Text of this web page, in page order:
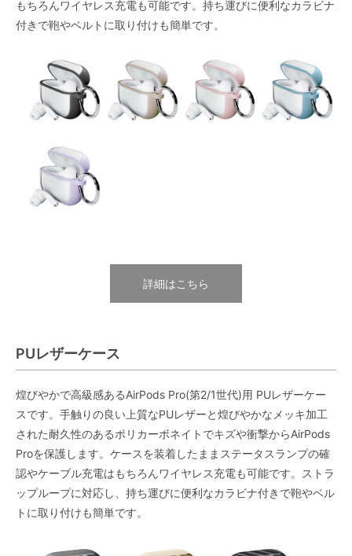
もちろんワイヤレス充電も可能です。持ち運びに便利なカラビナ
付きで鞄やベルトに取り付けも簡単です。
詳細はこちら
PUレザーケース
煌びやかで高級感あるAirPods Pro(第2/1世代)用 PUレザーケー
スです。手触りの良い上質なPUレザーと煌びやかなメッキ加工
された耐久性のあるポリカーボネイトでキズや衝撃からAirPods
Proを保護します。ケースを装着したままステータスランプの確
認やケーブル充電はもちろんワイヤレス充電も可能です。ストラ
ップループに対応し、持ち運びに便利なカラビナ付きで鞄やベル
トに取り付けも簡単です。